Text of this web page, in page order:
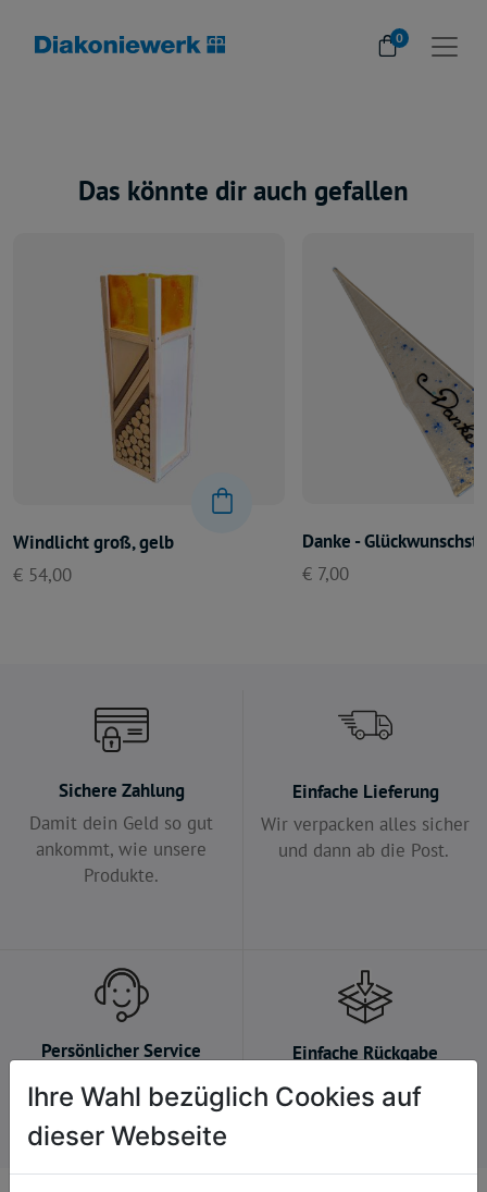
0
Das könnte dir auch gefallen
Windlicht groß, gelb
€ 54,00
Danke -
€ 7,00
Sichere Zahlung
Damit dein Geld so gut
ankommt, wie unsere
Produkte.
Einfache Lieferung
Wir verpacken alles sicher
und dann ab die Post.
Persönlicher Service
Wir nehmen uns gerne Zeit
für dich.
Einfache Rückgabe
Kein Problem, falls du es
dir anders überlegst.
Ihre Wahl bezüglich Cookies auf
dieser Webseite